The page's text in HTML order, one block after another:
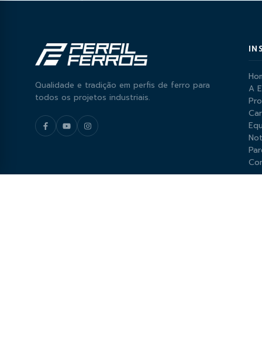
Qualidade e tradição em perfis de ferro para
todos os projetos industriais.
A